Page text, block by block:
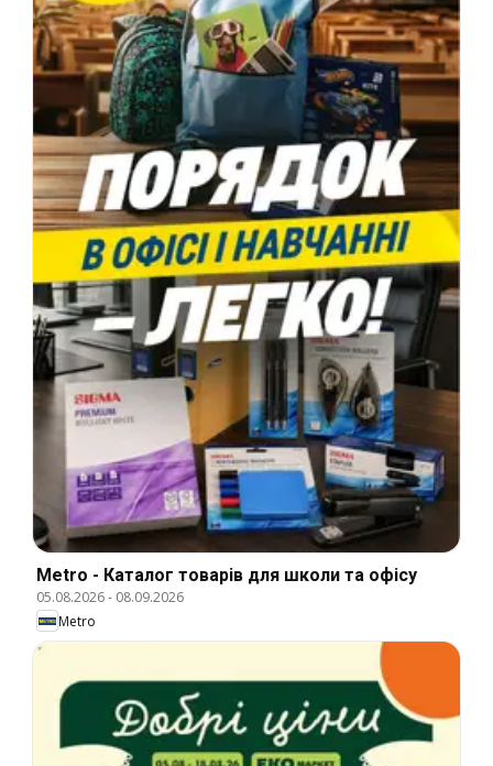
Metro - Каталог товарів для школи та офісу
05.08.2026- 08.09.2026
Metro